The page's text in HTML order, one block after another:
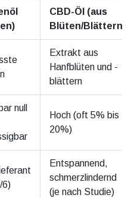
CBD-Öl (aus
Blüten/Blättern)
Extrakt aus
Hanfblüten und -
blättern
null
Hoch (oft 5% bis
20%)
6)
Entspannend,
schmerzlindernd
(je nach Studie)